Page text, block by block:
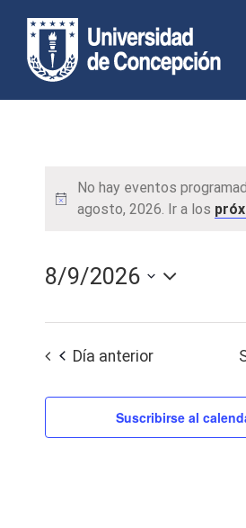
Abrir barra de herramientas
content
No hay eventos
agosto, 2026. Ir a los
8/9/2026
fecha.Día anterior
Suscribirse al